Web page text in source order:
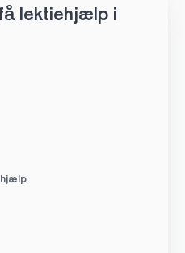
lektiehjælp i